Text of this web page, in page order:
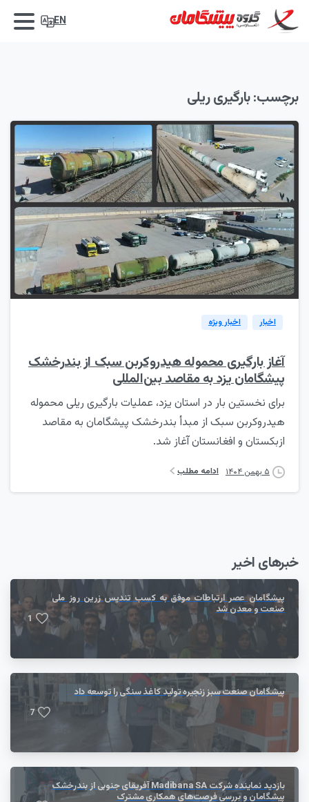
EN
برچسب:بارگیری ریلی
7
اخبار اخبار ویژه
آغاز بارگیری محموله هیدروکربن سبک از بندرخشک
پیشگامان یزد به مقاصد بین‌المللی
برای نخستین بار در استان یزد، عملیات بارگیری ریلی محموله
هیدروکربن سبک از مبدأ بندرخشک پیشگامان به مقاصد
ازبکستان و افغانستان آغاز شد.
۵ بهمن ۱۴۰۴ ادامه مطلب
خبرهای اخیر
پیشگامان عصر ارتباطات موفق به کسب تندیس زرین روز ملی
صنعت و معدن شد
1
پیشگامان صنعت سبز زنجیره تولید کاغذ سنگی را توسعه داد
7
بازدید نماینده شرکت Madibana SA آفریقای جنوبی از بندرخشک
پیشگامان و بررسی فرصت‌های همکاری مشترک